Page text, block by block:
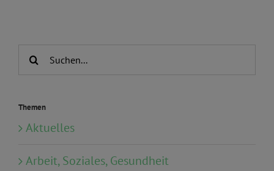
Suche
Themen
Aktuelles
Arbeit, Soziales, Gesundheit